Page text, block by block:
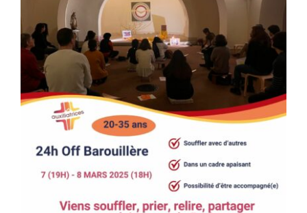
Pôles régionaux
Nous connaître